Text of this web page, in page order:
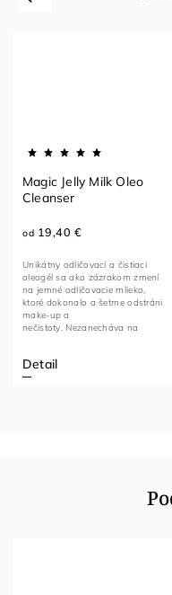
Magic Jelly Milk Oleo
Cleanser
od 19,40 €
Detail
Unikátny odličovací a čistiaci
oleogél sa ako zázrakom zmení
na jemné odličovacie mlieko,
ktoré dokonalo a šetrne odstráni
make-up a
nečistoty. Nezanecháva na